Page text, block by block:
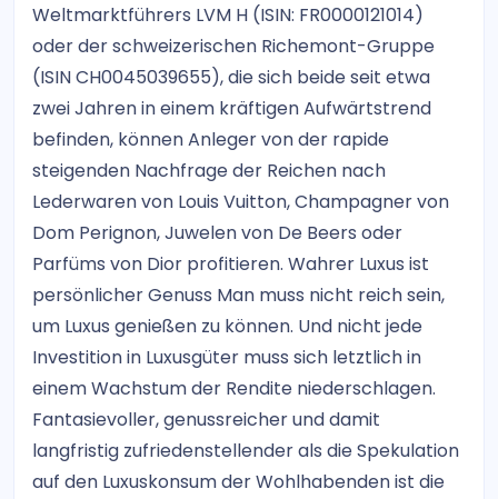
Weltmarktführers LVM H (ISIN: FR0000121014)
oder der schweizerischen Richemont-Gruppe
(ISIN CH0045039655), die sich beide seit etwa
zwei Jahren in einem kräftigen Aufwärtstrend
befinden, können Anleger von der rapide
steigenden Nachfrage der Reichen nach
Lederwaren von Louis Vuitton, Champagner von
Dom Perignon, Juwelen von De Beers oder
Parfüms von Dior profitieren. Wahrer Luxus ist
persönlicher Genuss Man muss nicht reich sein,
um Luxus genießen zu können. Und nicht jede
Investition in Luxusgüter muss sich letztlich in
einem Wachstum der Rendite niederschlagen.
Fantasievoller, genussreicher und damit
langfristig zufriedenstellender als die Spekulation
auf den Luxuskonsum der Wohlhabenden ist die